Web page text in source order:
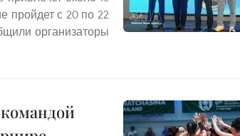
пройдет с 20 по 22
организаторы